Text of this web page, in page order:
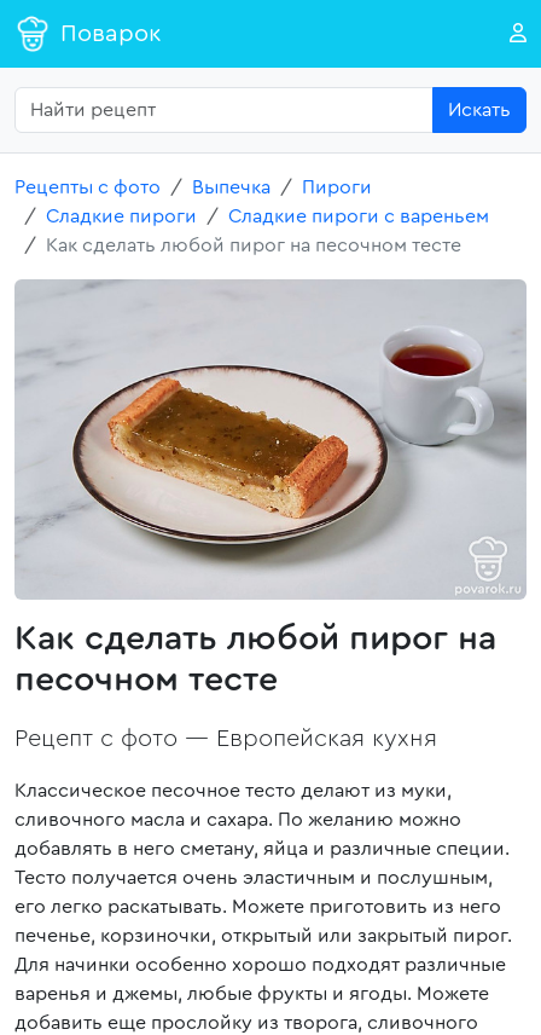
Поварок
Искать
Рецепты с фото Выпечка
Пироги
Сладкие пироги
Сладкие пироги с вареньем
Как сделать любой пирог на песочном тесте
Как сделать любой пирог на
песочном тесте
Рецепт с фото — Европейская кухня
Классическое песочное тесто делают из муки,
сливочного масла и сахара. По желанию можно
добавлять в него сметану, яйца и различные специи.
Тесто получается очень эластичным и послушным,
его легко раскатывать. Можете приготовить из него
печенье, корзиночки, открытый или закрытый пирог.
Для начинки особенно хорошо подходят различные
варенья и джемы, любые фрукты и ягоды. Можете
добавить еще прослойку из творога, сливочного